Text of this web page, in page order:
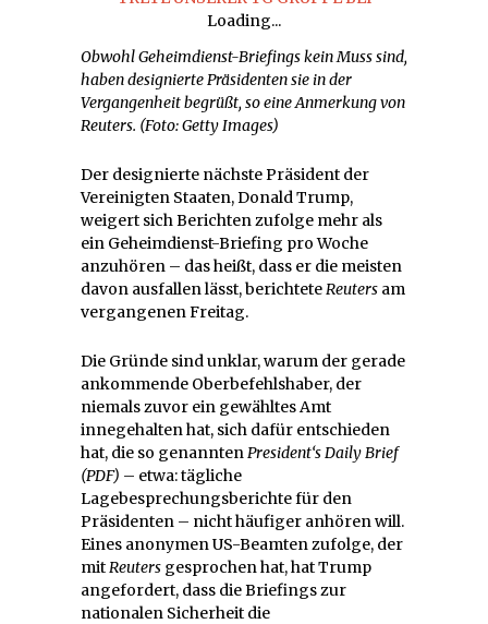
Loading...
Obwohl Geheimdienst-Briefings kein Muss sind,
haben designierte Präsidenten sie in der
Vergangenheit begrüßt, so eine Anmerkung von
Reuters. (Foto: Getty Images)
Der designierte nächste Präsident der
Vereinigten Staaten, Donald Trump,
weigert sich Berichten zufolge mehr als
ein Geheimdienst-Briefing pro Woche
anzuhören – das heißt, dass er die meisten
davon ausfallen lässt, berichteteReuters am
vergangenen Freitag.
Die Gründe sind unklar, warum der gerade
ankommende Oberbefehlshaber, der
niemals zuvor ein gewähltes Amt
innegehalten hat, sich dafür entschieden
hat, die so genanntenPresident‘s Daily Brief
(PDF) – etwa: tägliche
Lagebesprechungsberichte für den
Präsidenten – nicht häufiger anhören will.
Eines anonymen US-Beamten zufolge, der
mitReuters gesprochen hat, hat Trump
angefordert, dass die Briefings zur
nationalen Sicherheit die